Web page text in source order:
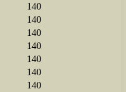
140
140
140
140
140
140
140